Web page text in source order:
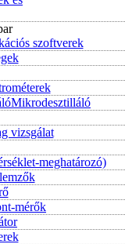
szoftverek
Mikrodesztilláló
vizsgálat
meghatározó)
mérők